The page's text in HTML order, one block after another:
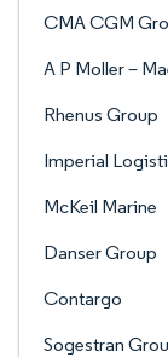
CMA CGM
A P Moller –
Rhenus Group
Imperial
McKeil Marine
Danser Group
Contargo
Sogestran